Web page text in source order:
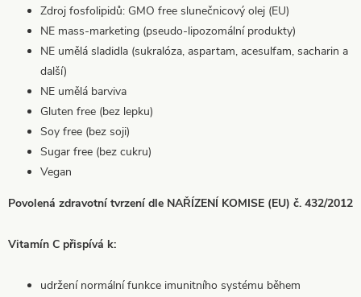
Zdroj fosfolipidů: GMO free slunečnicový olej (EU)
NE mass-marketing (pseudo-lipozomální produkty)
NE umělá sladidla (sukralóza, aspartam, acesulfam, sacharin a
další)
NE umělá barviva
Gluten free (bez lepku)
Soy free (bez soji)
Sugar free (bez cukru)
Vegan
Povolená zdravotní tvrzení dle NAŘÍZENÍ KOMISE (EU) č. 432/2012
Vitamín C přispívá k:
udržení normální funkce imunitního systému během